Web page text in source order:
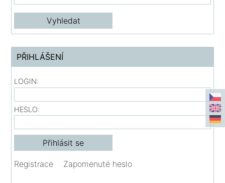
PŘIHLÁŠENÍ
LOGIN:
HESLO:
Registrace Zapomenuté heslo